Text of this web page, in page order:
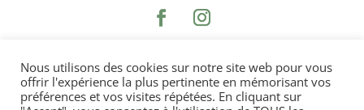
© 2026 Domaine des Lolliets | Site internet
réalisé parSpinnaker Communication
Nous utilisons des cookies sur notre site web pour vous
offrir l'expérience la plus pertinente en mémorisant vos
préférences et vos visites répétées. En cliquant sur